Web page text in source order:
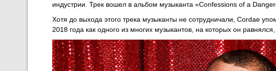
индустрии. Трек вошел в альбом музыканта «Confessions of a
Хотя до выхода этого трека музыканты не сотрудничали, Cordae
2018 года как одного из многих музыкантов, на которых он